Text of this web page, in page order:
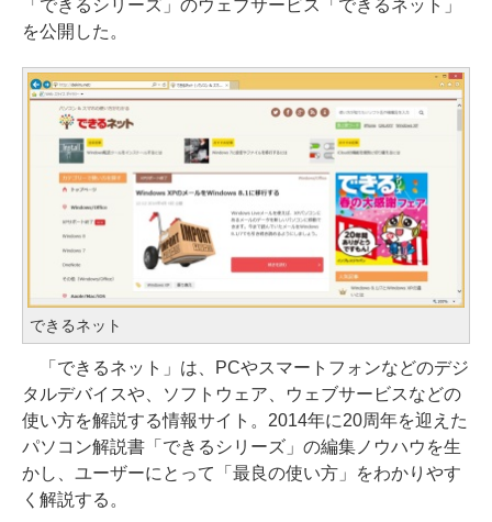
「できるシリーズ」のウェブサービス「できるネット」
を公開した。
できるネット
「できるネット」は、PCやスマートフォンなどのデジ
タルデバイスや、ソフトウェア、ウェブサービスなどの
使い方を解説する情報サイト。2014年に20周年を迎えた
パソコン解説書「できるシリーズ」の編集ノウハウを生
かし、ユーザーにとって「最良の使い方」をわかりやす
く解説する。